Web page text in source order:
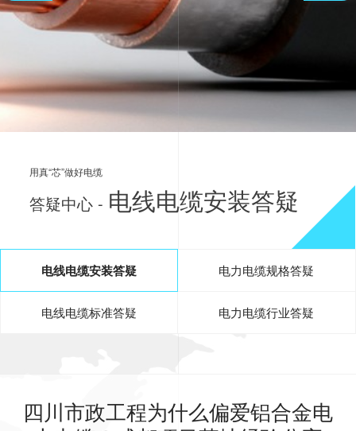
用真“芯”做好电缆
答疑中心 - 电线电缆安装答疑
电线电缆安装答疑 电力电缆规格答疑
电线电缆标准答疑 电力电缆行业答疑
四川市政工程为什么偏爱铝合金电